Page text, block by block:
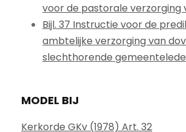
voor de pastorale verzorging
Bijl. 37 Instructie voor de
ambtelijke verzorging van
slechthorende
MODEL BIJ
Kerkorde GKv (1978) Art. 32